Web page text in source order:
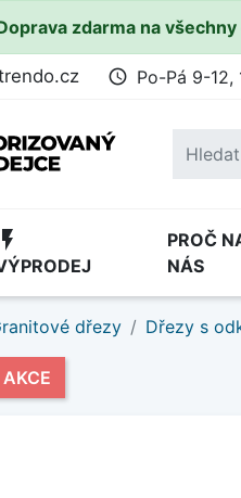
zdarma na
access_time Po-Pá 9-12,
flash_on
PROČ
NÁS
dřezy Dřezy s
AKCE